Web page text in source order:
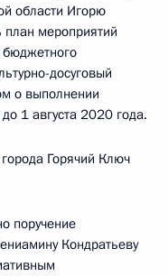
области Игорю
план мероприятий
бюджетного
досуговый
о выполнении
1 августа 2020 года.
Горячий Ключ
поручение
Кондратьеву